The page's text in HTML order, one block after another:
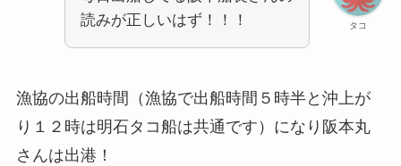
タコ
読みが正しいはず！！！
漁協の出船時間（漁協で出船時間５時半と沖上が
り１２時は明石タコ船は共通です）になり阪本丸
さんは出港！